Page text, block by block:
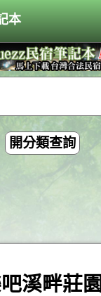
本
開分類查詢
溪畔莊園